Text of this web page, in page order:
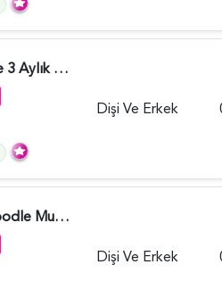
Teacup Poodle 3 Aylık Bebeğimiz - 5960
Dişi Ve Erkek
Teacup Toy Poodle Muhteşem Kalite Yavrular - 5895
Dişi Ve Erkek